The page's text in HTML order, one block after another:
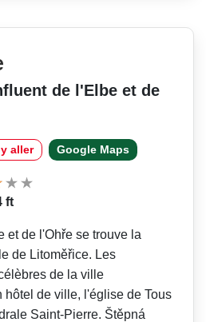
de l'Elbe et de
aller Google Maps
ft
et de l'Ohře se trouve la
de Litoměřice. Les
de la ville
hôtel de ville, l'église de Tous
Saint-Pierre. Štěpná